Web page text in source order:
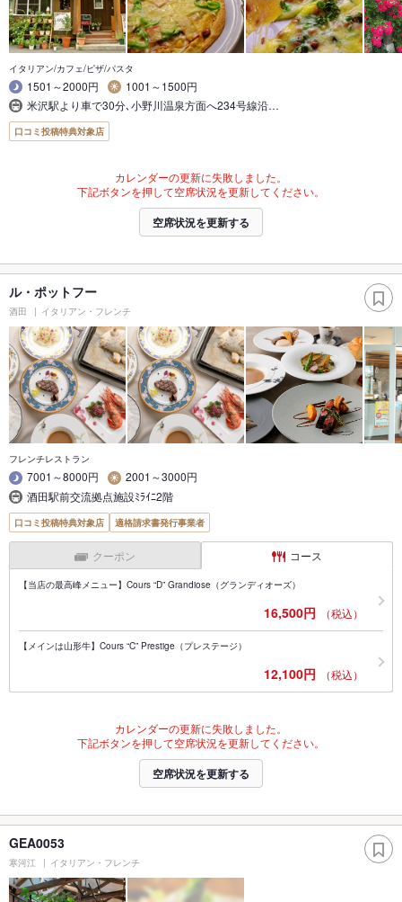
イタリアン/カフェ/ピザ/パスタ
1501～2000円
1001～1500円
米沢駅より車で30分､小野川温泉方面へ234号線沿…
口コミ投稿特典対象店
カレンダーの更新に失敗しました。
下記ボタンを押して空席状況を更新してください。
空席状況を更新する
ル・ポットフー
酒田 イタリアン・フレンチ
フレンチレストラン
7001～8000円
2001～3000円
酒田駅前交流拠点施設ﾐﾗｲﾆ2階
口コミ投稿特典対象店 適格請求書発行事業者
クーポン コース
【当店の最高峰メニュー】Cours “D” Grandiose（グランディオーズ）
16,500円 （税込）
【メインは山形牛】Cours “C” Prestige（プレステージ）
12,100円 （税込）
カレンダーの更新に失敗しました。
下記ボタンを押して空席状況を更新してください。
空席状況を更新する
GEA0053
寒河江 イタリアン・フレンチ